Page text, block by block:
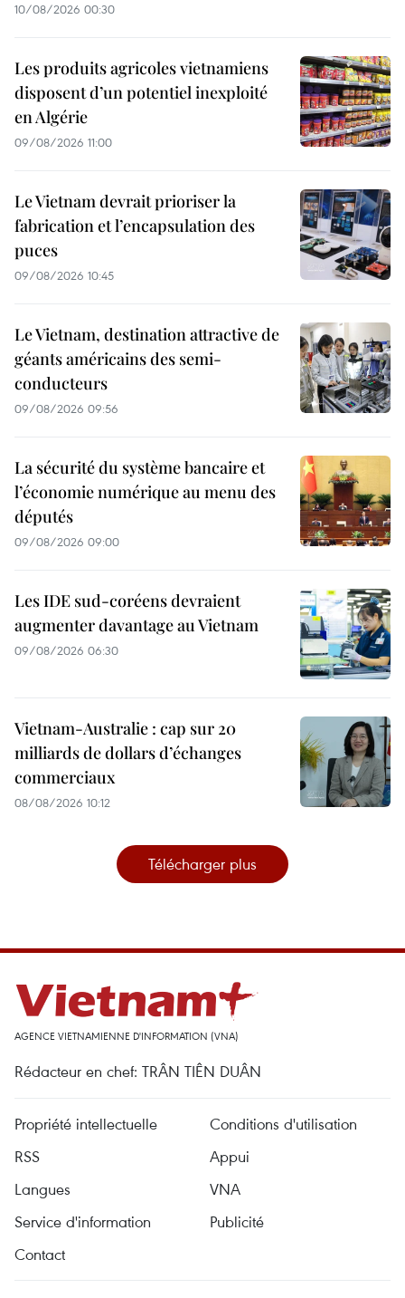
10/08/2026 00:30
Les produits agricoles vietnamiens
disposent d’un potentiel inexploité
en Algérie
09/08/2026 11:00
Le Vietnam devrait prioriser la
fabrication et l’encapsulation des
puces
09/08/2026 10:45
Le Vietnam, destination attractive de
géants américains des semi-
conducteurs
09/08/2026 09:56
La sécurité du système bancaire et
l’économie numérique au menu des
députés
09/08/2026 09:00
Les IDE sud-coréens devraient
augmenter davantage au Vietnam
09/08/2026 06:30
Vietnam-Australie : cap sur 20
milliards de dollars d’échanges
commerciaux
08/08/2026 10:12
Télécharger plus
AGENCE VIETNAMIENNE D'INFORMATION (VNA)
Rédacteur en chef: TRÂN TIÊN DUÂN
Propriété intellectuelle
Conditions d'utilisation
RSS
Appui
Langues
VNA
Service d'information
Publicité
Contact